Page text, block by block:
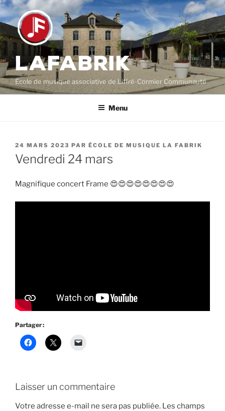
Aller
au
contenu
principal
LAFABRIK
École de musique associative de Liffré-Cormier Communauté
Menu
PUBLIÉ
LE
24 MARS 2023 PAR ÉCOLE DE MUSIQUE LA FABRIK
Vendredi 24 mars
Magnifique concert Frame 😍😍😍😍😍😍😍😍
Partager :
Laisser un commentaire
Votre adresse e-mail ne sera pas publiée. Les champs